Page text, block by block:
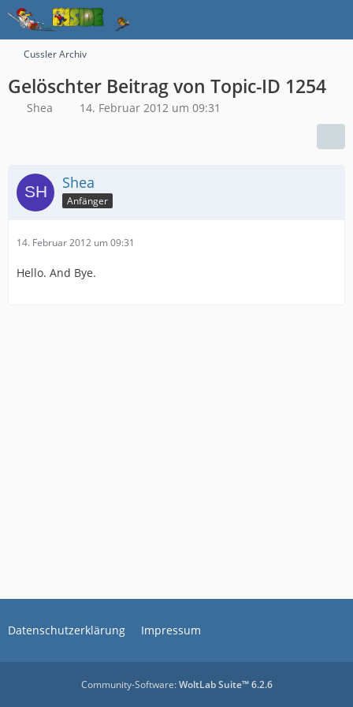
Cussler Archiv
Gelöschter Beitrag von Topic-ID 1254
Shea 14. Februar 2012 um 09:31
Shea
Anfänger
14. Februar 2012 um 09:31
Hello. And Bye.
Datenschutzerklärung Impressum
Community-Software:WoltLab Suite™ 6.2.6